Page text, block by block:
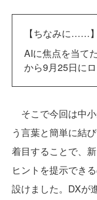
【ちなみに……】
AIに焦点を当て
から9月25日に
そこで今回は中
う言葉と簡単に結
着目することで、
ヒントを提示でき
設けました。DXが